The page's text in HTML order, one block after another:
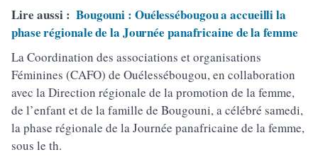
Lire aussi : Bougouni : Ouélessébougou a accueilli la
phase régionale de la Journée panafricaine de la femme
La Coordination des associations et organisations
Féminines (CAFO) de Ouélessébougou, en collaboration
avec la Direction régionale de la promotion de la femme,
de l’enfant et de la famille de Bougouni, a célébré samedi,
la phase régionale de la Journée panafricaine de la femme,
sous le th.